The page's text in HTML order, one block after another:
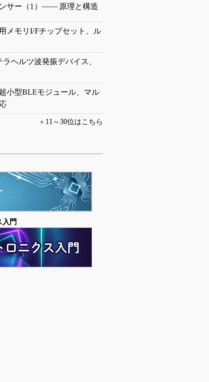
サー（1）―― 原理と構造
メモリI/Fチップセット、ル
ヘルツ波発振デバイス、
小型BLEモジュール、マル
» 11～30位はこちら
門